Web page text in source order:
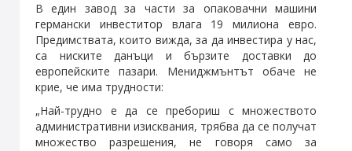
В един завод за части за опаковачни машини
германски инвеститор влага 19 милиона евро.
Предимствата, които вижда, за да инвестира у нас,
са ниските данъци и бързите доставки до
европейските пазари. Мениджмънтът обаче не
крие, че има трудности:
„Най-трудно е да се пребориш с множеството
административни изисквания, трябва да се получат
множество разрешения, не говоря само за